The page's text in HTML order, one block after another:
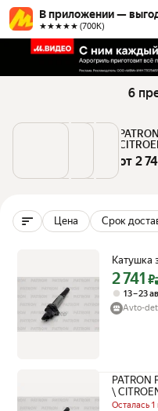
В приложении —
★★★★★ (700К)
6
от 2
Цена Срок
Катушка
Цена с
2 741 ₽
13 – 23
Avto-
PATRON
\
1.6I 07-
Осталась 1